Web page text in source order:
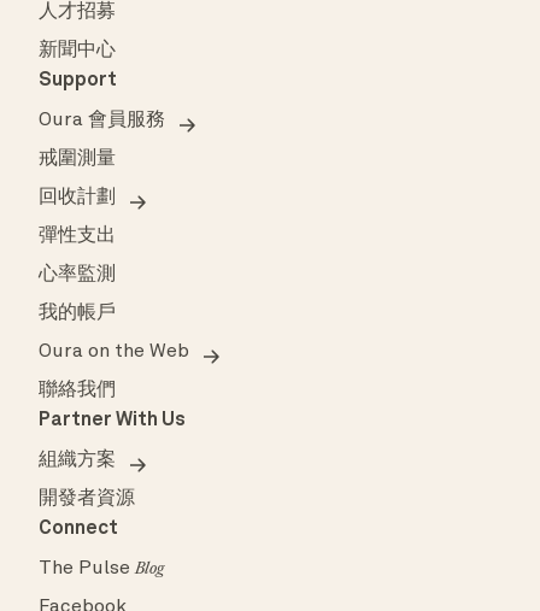
人才招募
新聞中心
Support
Oura 會員服務
戒圍測量
回收計劃
彈性支出
心率監測
我的帳戶
Oura on the Web
聯絡我們
Partner With Us
組織方案
開發者資源
Connect
The PulseBlog